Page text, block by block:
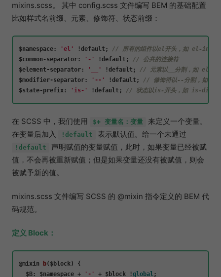
mixins.scss。 其中 config.scss 文件编写 BEM 的基础配置
比如样式名前缀、元素、修饰符、状态前缀：
$namespace: 'el' !default ; // 所有的组件以el开头，如 el-input
$common-separator: '-' !default ; // 公共的连接符
$element-separator: '__' !default ; // 元素以__分割，如 el-
$modifier-separator: '--' !default ; // 修饰符以--分割，如
$state-prefix: 'is-' !default ; // 状态以is-开头，如 is-
在 SCSS 中，我们使用 $+ 变量名：变量
来定义一个变量。
在变量后加入
!default 表示默认值。给一个未通过
!default
声明赋值的变量赋值，此时，如果变量已经被赋
值，不会再被重新赋值；但是如果变量还没有被赋值，则会
被赋予新的值。
mixins.scss 文件编写 SCSS 的 @mixin 指令定义的 BEM 代
码规范。
定义 Block：
@mixin b( $block) {
$B: $namespace + '-' + $block !global;